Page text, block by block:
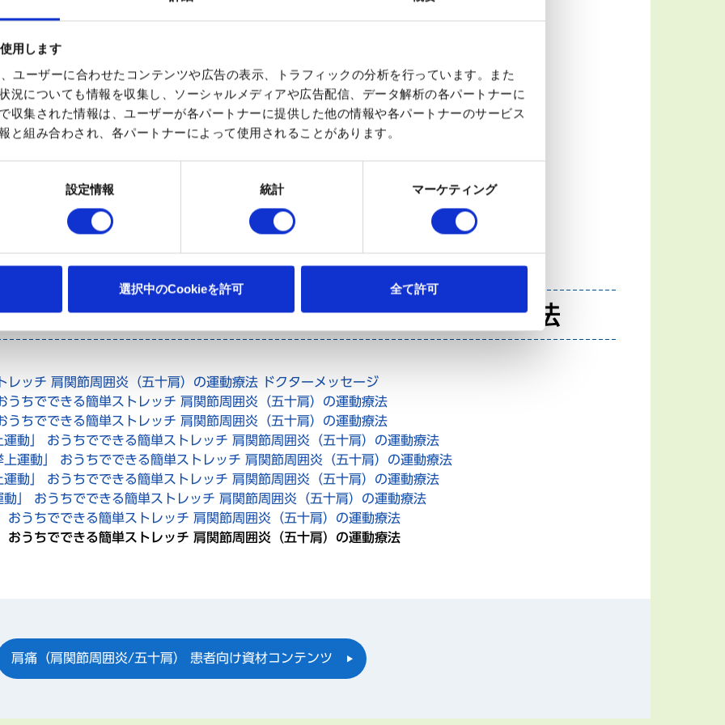
用します
ユーザーに合わせたコンテンツや広告の表示、トラフィックの分析を行っています。また
況についても情報を収集し、ソーシャルメディアや広告配信、データ解析の各パートナーに
収集された情報は、ユーザーが各パートナーに提供した他の情報や各パートナーのサービス
と組み合わされ、各パートナーによって使用されることがあります。
設定情報 統計 マーケティング
選択中のCookieを許可 全て許可
監修： 慶應義塾大学 整形外科 専任講師
たり、運動を組み合わせたりしながら、毎日行ってください。ただし、無理は禁物
わせ、楽しく、無理なく行ってください。
トレッチ 肩関節周囲炎（五十肩）の運動療法
レッチ 肩関節周囲炎（五十肩）の運動療法 ドクターメッセージ
うちでできる簡単ストレッチ 肩関節周囲炎（五十肩）の運動療法
うちでできる簡単ストレッチ 肩関節周囲炎（五十肩）の運動療法
動」 おうちでできる簡単ストレッチ 肩関節周囲炎（五十肩）の運動療法
運動」 おうちでできる簡単ストレッチ 肩関節周囲炎（五十肩）の運動療法
動」 おうちでできる簡単ストレッチ 肩関節周囲炎（五十肩）の運動療法
」 おうちでできる簡単ストレッチ 肩関節周囲炎（五十肩）の運動療法
おうちでできる簡単ストレッチ 肩関節周囲炎（五十肩）の運動療法
おうちでできる簡単ストレッチ 肩関節周囲炎（五十肩）の運動療法
肩痛（肩関節周囲炎/五十肩） 患者向け資材コンテンツ